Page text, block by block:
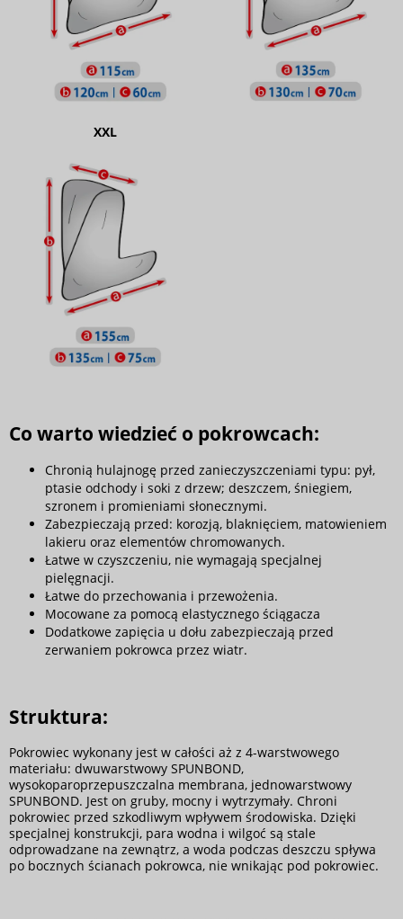
XXL
Co warto wiedzieć o pokrowcach:
Chronią hulajnogę przed zanieczyszczeniami typu: pył,
ptasie odchody i soki z drzew; deszczem, śniegiem,
szronem i promieniami słonecznymi.
Zabezpieczają przed: korozją, blaknięciem, matowieniem
lakieru oraz elementów chromowanych.
Łatwe w czyszczeniu, nie wymagają specjalnej
pielęgnacji.
Łatwe do przechowania i przewożenia.
Mocowane za pomocą elastycznego ściągacza
Dodatkowe zapięcia u dołu zabezpieczają przed
zerwaniem pokrowca przez wiatr.
Struktura:
Pokrowiec wykonany jest w całości aż z 4-warstwowego
materiału: dwuwarstwowy SPUNBOND,
wysokoparoprzepuszczalna membrana, jednowarstwowy
SPUNBOND. Jest on gruby, mocny i wytrzymały. Chroni
pokrowiec przed szkodliwym wpływem środowiska. Dzięki
specjalnej konstrukcji, para wodna i wilgoć są stale
odprowadzane na zewnątrz, a woda podczas deszczu spływa
po bocznych ścianach pokrowca, nie wnikając pod pokrowiec.